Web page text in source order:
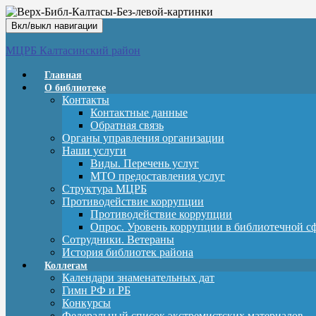
Вкл/выкл навигации
МЦРБ Калтасинский район
Главная
О библиотеке
Контакты
Контактные данные
Обратная связь
Органы управления организации
Наши услуги
Виды. Перечень услуг
МТО предоставления услуг
Структура МЦРБ
Противодействие коррупции
Противодействие коррупции
Опрос. Уровень коррупции в библиотечной
Сотрудники. Ветераны
История библиотек района
Коллегам
Календари знаменательных дат
Гимн РФ и РБ
Конкурсы